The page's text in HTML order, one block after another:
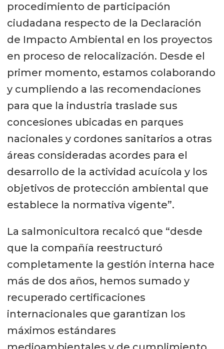
procedimiento de participación
ciudadana respecto de la Declaración
de Impacto Ambiental en los proyectos
en proceso de relocalización. Desde el
primer momento, estamos colaborando
y cumpliendo a las recomendaciones
para que la industria traslade sus
concesiones ubicadas en parques
nacionales y cordones sanitarios a otras
áreas consideradas acordes para el
desarrollo de la actividad acuícola y los
objetivos de protección ambiental que
establece la normativa vigente”.
La salmonicultora recalcó que “desde
que la compañía reestructuró
completamente la gestión interna hace
más de dos años, hemos sumado y
recuperado certificaciones
internacionales que garantizan los
máximos estándares